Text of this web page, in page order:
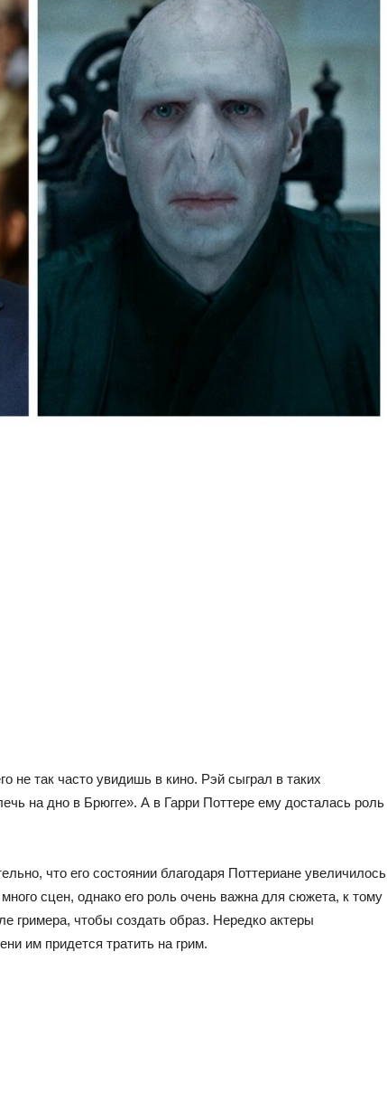
не так часто увидишь в кино. Рэй сыграл в таких
на дно в Брюгге». А в Гарри Поттере ему досталась роль
что его состоянии благодаря Поттериане увеличилось
сцен, однако его роль очень важна для сюжета, к тому
гримера, чтобы создать образ. Нередко актеры
им придется тратить на грим.